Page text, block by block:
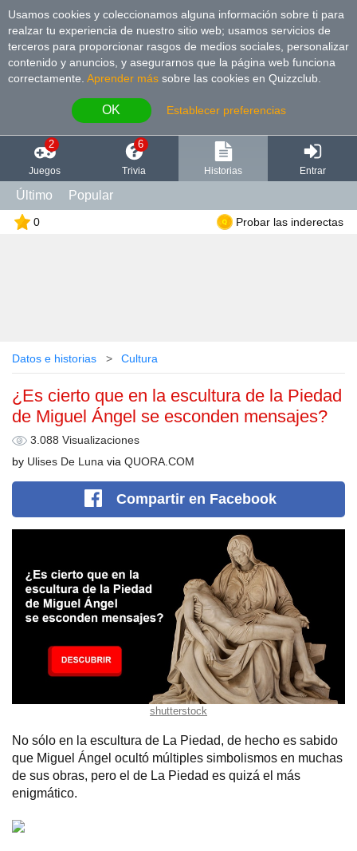
Usamos cookies y coleccionamos alguna información sobre ti para
realzar tu experiencia de nuestro sitio web; usamos servicios de
terceros para proporcionar rasgos de medios sociales, personalizar
contenido y anuncios, y asegurarnos que la página web funciona
correctamente. Aprender más sobre las cookies en Quizzclub.
OK Establecer preferencias
2
Juegos
6
Trivia Historias Entrar
Último Popular
0 Probar las inderectas
Datos e historias Cultura
¿Es cierto que en la escultura de la Piedad
de Miguel Ángel se esconden mensajes?
3.088 Visualizaciones
by Ulises De Luna via QUORA.COM
Compartir en Facebook
shutterstock
No sólo en la escultura de La Piedad, de hecho es sabido
que Miguel Ángel ocultó múltiples simbolismos en muchas
de sus obras, pero el de La Piedad es quizá el más
enigmático.